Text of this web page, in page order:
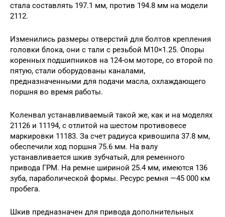
стала составлять 197.1 мм, против 194.8 мм на модели
2112.
Изменились размеры отверстий для болтов крепления
головки блока, они с тали с резьбой М10×1.25. Опоры
коренных подшипников на 124-ом моторе, со второй по
пятую, стали оборудованы каналами,
предназначенными для подачи масла, охлаждающего
поршня во время работы.
Коленвал устанавливаемый такой же, как и на моделях
21126 и 11194, с отлитой на шестом противовесе
маркировки 11183. За счет радиуса кривошипа 37.8 мм,
обеспечили ход поршня 75.6 мм. На валу
устанавливается шкив зубчатый, для ременного
привода ГРМ. На ремне шириной 25.4 мм, имеются 136
зуба, параболической формы. Ресурс ремня —45 000 км
пробега.
Шкив предназначен для привода дополнительных